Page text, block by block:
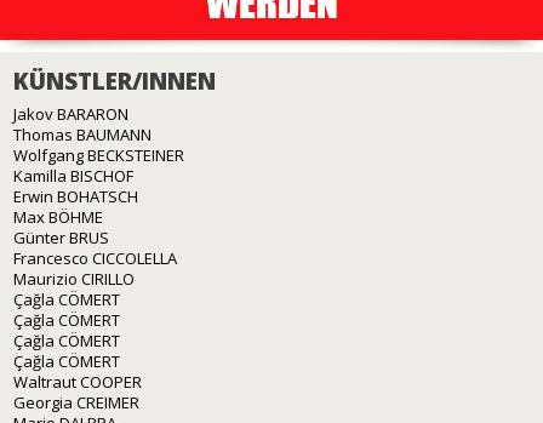
KÜNSTLER/INNEN
Jakov BARARON
Thomas BAUMANN
Wolfgang BECKSTEINER
Kamilla BISCHOF
Erwin BOHATSCH
Max BÖHME
Günter BRUS
Francesco CICCOLELLA
Maurizio CIRILLO
Çağla CÖMERT
Çağla CÖMERT
Çağla CÖMERT
Çağla CÖMERT
Waltraut COOPER
Georgia CREIMER